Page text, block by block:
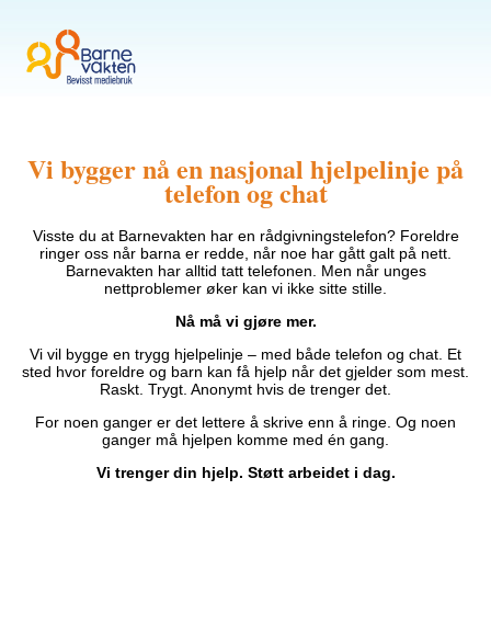
Vi bygger nå en nasjonal hjelpelinje på
telefon og chat
Visste du at Barnevakten har en rådgivningstelefon? Foreldre
ringer oss når barna er redde, når noe har gått galt på nett.
Barnevakten har alltid tatt telefonen. Men når unges
nettproblemer øker kan vi ikke sitte stille.
Nå må vi gjøre mer.
Vi vil bygge en trygg hjelpelinje – med både telefon og chat. Et
sted hvor foreldre og barn kan få hjelp når det gjelder som mest.
Raskt. Trygt. Anonymt hvis de trenger det.
For noen ganger er det lettere å skrive enn å ringe. Og noen
ganger må hjelpen komme med én gang.
Vi trenger din hjelp. Støtt arbeidet i dag.